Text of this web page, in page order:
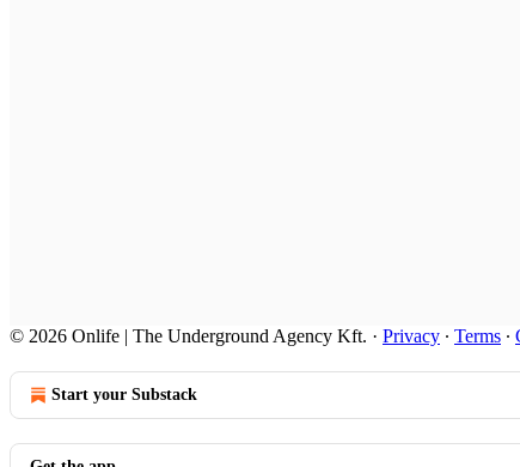
© 2026 Onlife | The Underground Agency Kft. · Privacy ∙ Terms ∙
Start your Substack